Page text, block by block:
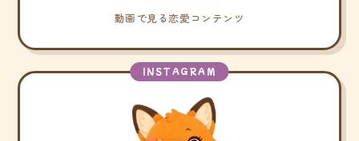
動画で見る恋愛コンテンツ
INSTAGRAM